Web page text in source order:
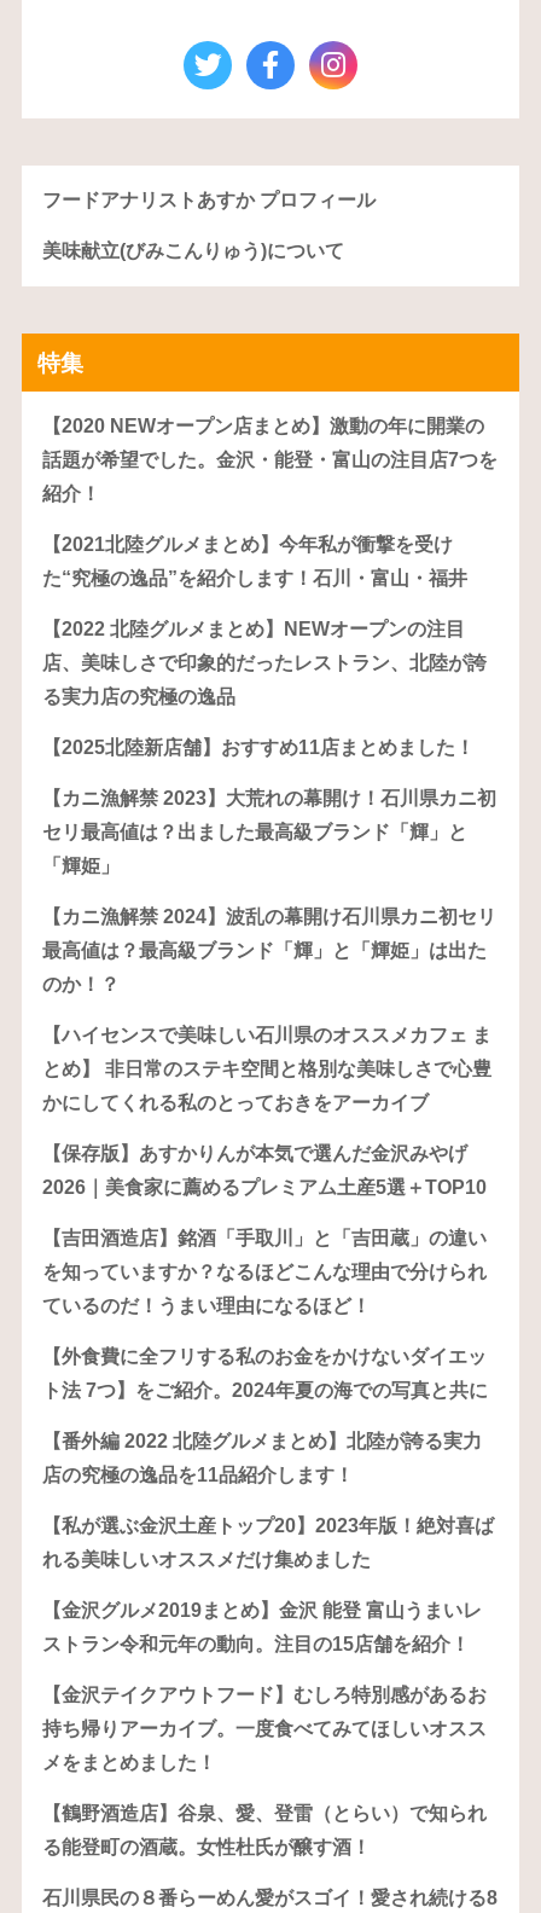
フードアナリストあすか プロフィール
美味献立(びみこんりゅう)について
特集
【2020 NEWオープン店まとめ】激動の年に開業の
話題が希望でした。金沢・能登・富山の注目店7つを
紹介！
【2021北陸グルメまとめ】今年私が衝撃を受け
た“究極の逸品”を紹介します！石川・富山・福井
【2022 北陸グルメまとめ】NEWオープンの注目
店、美味しさで印象的だったレストラン、北陸が誇
る実力店の究極の逸品
【2025北陸新店舗】おすすめ11店まとめました！
【カニ漁解禁 2023】大荒れの幕開け！石川県カニ初
セリ最高値は？出ました最高級ブランド「輝」と
「輝姫」
【カニ漁解禁 2024】波乱の幕開け石川県カニ初セリ
最高値は？最高級ブランド「輝」と「輝姫」は出た
のか！？
【ハイセンスで美味しい石川県のオススメカフェ ま
とめ】 非日常のステキ空間と格別な美味しさで心豊
かにしてくれる私のとっておきをアーカイブ
【保存版】あすかりんが本気で選んだ金沢みやげ
2026｜美食家に薦めるプレミアム土産5選＋TOP10
【吉田酒造店】銘酒「手取川」と「吉田蔵」の違い
を知っていますか？なるほどこんな理由で分けられ
ているのだ！うまい理由になるほど！
【外食費に全フリする私のお金をかけないダイエッ
ト法 7つ】をご紹介。2024年夏の海での写真と共に
【番外編 2022 北陸グルメまとめ】北陸が誇る実力
店の究極の逸品を11品紹介します！
【私が選ぶ金沢土産トップ20】2023年版！絶対喜ば
れる美味しいオススメだけ集めました
【金沢グルメ2019まとめ】金沢 能登 富山うまいレ
ストラン令和元年の動向。注目の15店舗を紹介！
【金沢テイクアウトフード】むしろ特別感があるお
持ち帰りアーカイブ。一度食べてみてほしいオスス
メをまとめました！
【鶴野酒造店】谷泉、愛、登雷（とらい）で知られ
る能登町の酒蔵。女性杜氏が醸す酒！
石川県民の８番らーめん愛がスゴイ！愛され続ける8